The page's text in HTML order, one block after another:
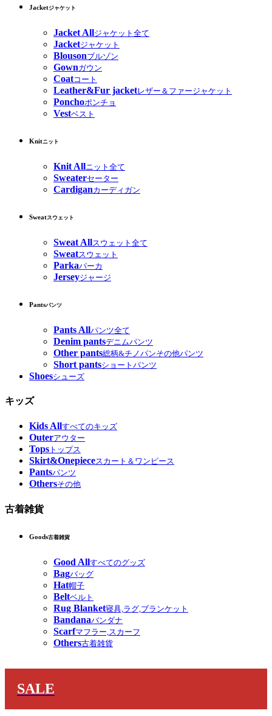
Jacketジャケット
Jacket Allジャケット全て
Jacketジャケット
Blousonブルゾン
Gownガウン
Coatコート
Leather&Fur jacketレザー＆ファージャケット
Ponchoポンチョ
Vestベスト
Knitニット
Knit Allニット全て
Sweaterセーター
Cardiganカーディガン
Sweatスウェット
Sweat Allスウェット全て
Sweatスウェット
Parkaパーカ
Jerseyジャージ
Pantsパンツ
Pants Allパンツ全て
Denim pantsデニムパンツ
Other pants総柄&チノパンその他パンツ
Short pantsショートパンツ
Shoesシューズ
キッズ
Kids Allすべてのキッズ
Outerアウター
Tops トップス
Skirt&Onepieceスカート＆ワンピース
Pantsパンツ
Othersその他
古着雑貨
Goods古着雑貨
Good Allすべてのグッズ
Bagバッグ
Hat帽子
Beltベルト
Rug Blanket寝具,ラグ,ブランケット
Bandanaバンダナ
Scarfマフラー,スカーフ
Others古着雑貨
SALE